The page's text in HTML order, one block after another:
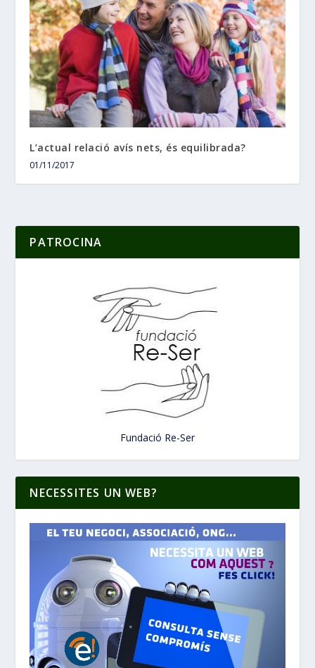
L’actual relació avís nets, és equilibrada?
01/11/2017
PATROCINA
Fundació Re-Ser
NECESSITES UN WEB?